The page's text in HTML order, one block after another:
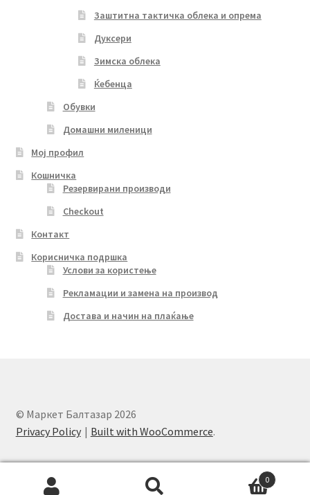
Заштитна тактичка облека и опрема
Дуксери
Зимска облека
Ќебенца
Обувки
Домашни миленици
Мој профил
Кошничка
Резервирани производи
Checkout
Контакт
Корисничка подршка
Услови за користење
Рекламации и замена на производ
Достава и начин на плаќање
© Маркет Балтазар 2026
Privacy Policy
Built with WooCommerce.
0